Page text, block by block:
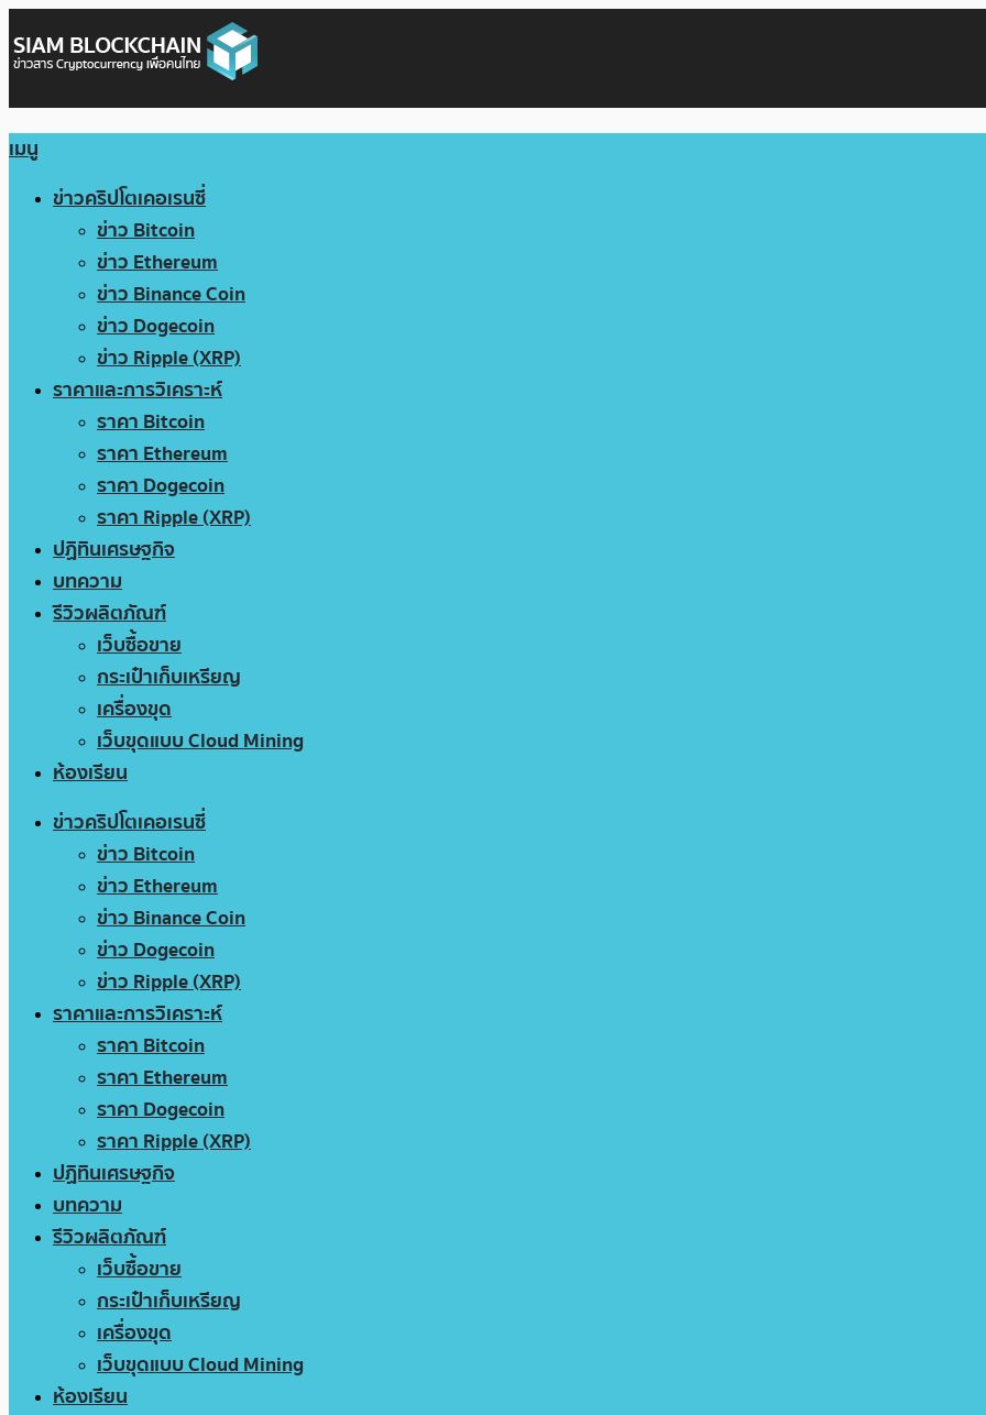
เมนู
ข่าวคริปโตเคอเรนซี่
ข่าว Bitcoin
ข่าว Ethereum
ข่าว Binance Coin
ข่าว Dogecoin
ข่าว Ripple (XRP)
ราคาและการวิเคราะห์
ราคา Bitcoin
ราคา Ethereum
ราคา Dogecoin
ราคา Ripple (XRP)
ปฏิทินเศรษฐกิจ
บทความ
รีวิวผลิตภัณฑ์
เว็บซื้อขาย
กระเป๋าเก็บเหรียญ
เครื่องขุด
เว็บขุดแบบ Cloud Mining
ห้องเรียน
ข่าวคริปโตเคอเรนซี่
ข่าว Bitcoin
ข่าว Ethereum
ข่าว Binance Coin
ข่าว Dogecoin
ข่าว Ripple (XRP)
ราคาและการวิเคราะห์
ราคา Bitcoin
ราคา Ethereum
ราคา Dogecoin
ราคา Ripple (XRP)
ปฏิทินเศรษฐกิจ
บทความ
รีวิวผลิตภัณฑ์
เว็บซื้อขาย
กระเป๋าเก็บเหรียญ
เครื่องขุด
เว็บขุดแบบ Cloud Mining
ห้องเรียน